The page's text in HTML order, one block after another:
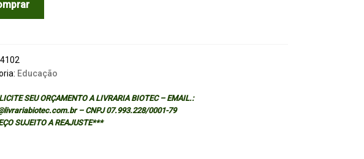
Educação
SEU ORÇAMENTO A LIVRARIA BIOTEC – EMAIL.:
– CNPJ 07.993.228/0001-79
SUJEITO A REAJUSTE***